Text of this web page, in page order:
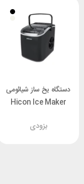
دستگاه یخ ساز شیائومی
Hicon Ice Maker
لیتر
بزودی